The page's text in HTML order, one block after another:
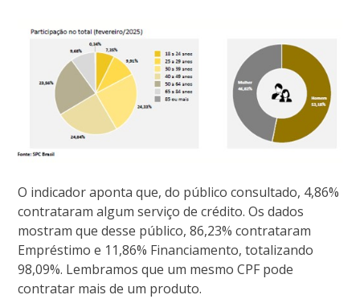
O indicador aponta que, do público consultado, 4,86%
contrataram algum serviço de crédito. Os dados
mostram que desse público, 86,23% contrataram
Empréstimo e 11,86% Financiamento, totalizando
98,09%. Lembramos que um mesmo CPF pode
contratar mais de um produto.